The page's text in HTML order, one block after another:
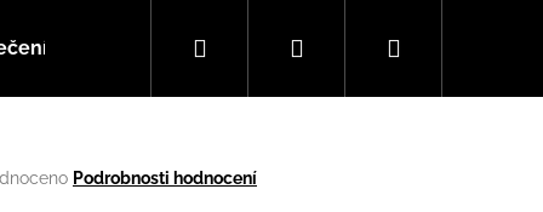
Hudba
Hledat PřihlášeníNákupní
Podrobnosti hodnocení